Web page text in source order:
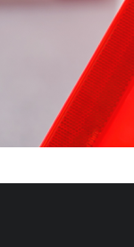
الصفحة غير متوفرة